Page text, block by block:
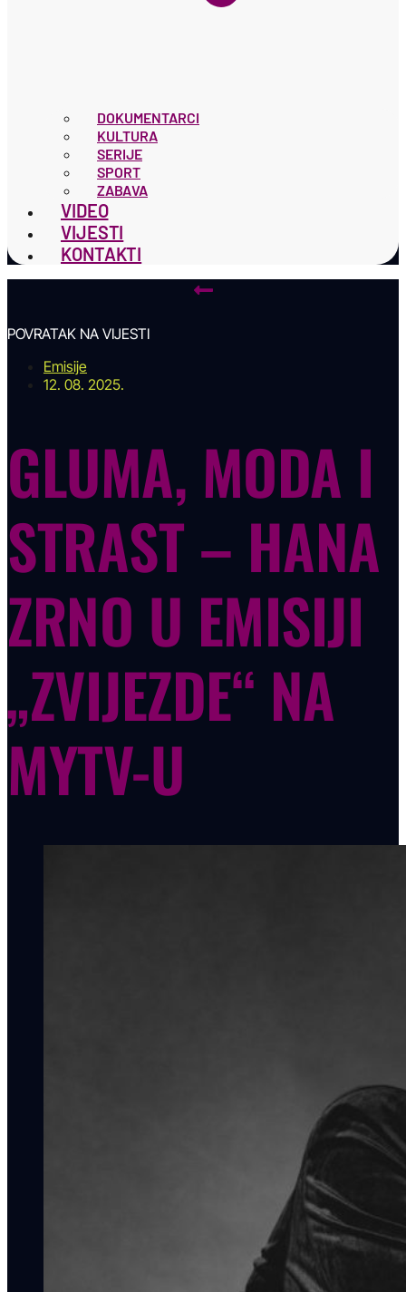
DOKUMENTARCI
KULTURA
SERIJE
SPORT
ZABAVA
VIDEO
VIJESTI
KONTAKTI
POVRATAK NA VIJESTI
Emisije
12. 08. 2025.
GLUMA, MODA I
STRAST – HANA
ZRNO U EMISIJI
„ZVIJEZDE“ NA
MYTV-U